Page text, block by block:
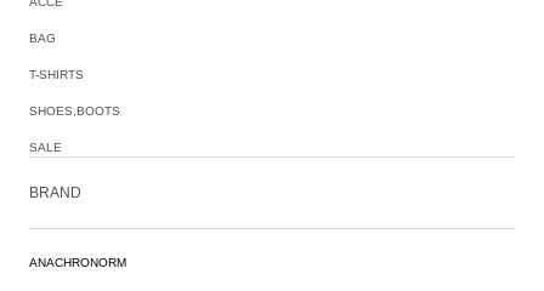
BAG
T-SHIRTS
SHOES,BOOTS
SALE
BRAND
ANACHRONORM